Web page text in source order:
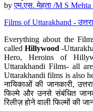
byएम.एस. मेहता /M S
Films of Uttarakhand -
Everything about the
calledHillywood-
Hero, Heroins of
Uttarakhandi Films- all
Uttarakhandi films is also
नायिकाओं की जानकारी,
फिल्मे और उनसे संबंधित
रिलीज़ होने वाली फिल्मों की